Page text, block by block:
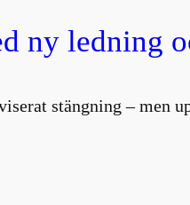
ny ledning
stängning – men